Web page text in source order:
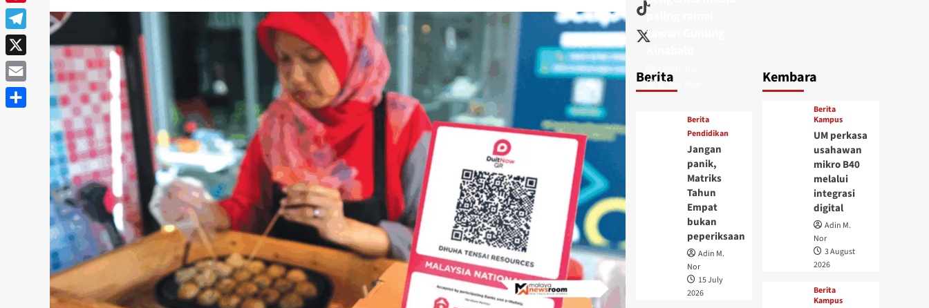
Berita
paling ramai
tawan Gunung
Adin M. Nor
15 July 2026
Berita
Pendidikan
Jangan
panik,
Matriks
Tahun
Empat
bukan
peperiksaan
Adin M.
Nor
15 July
2026
Kembara
Berita
Kampus
UM perkasa
usahawan
mikro B40
melalui
integrasi
digital
Adin M.
Nor
3 August
2026
Berita
Kampus
Pinterest
Telegram
X
Email